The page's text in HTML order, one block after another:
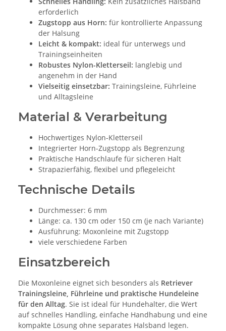
erforderlich
Zugstopp aus Horn: für kontrollierte Anpassung
der Halsung
Leicht & kompakt: ideal für unterwegs und
Trainingseinheiten
Robustes Nylon-Kletterseil: langlebig und
angenehm in der Hand
Vielseitig einsetzbar: Trainingsleine, Führleine
und Alltagsleine
Material & Verarbeitung
Hochwertiges Nylon-Kletterseil
Integrierter Horn-Zugstopp als Begrenzung
Praktische Handschlaufe für sicheren Halt
Strapazierfähig, flexibel und pflegeleicht
Technische Details
Durchmesser: 6 mm
Länge: ca. 130 cm oder 150 cm (je nach Variante)
Ausführung: Moxonleine mit Zugstopp
viele verschiedene Farben
Einsatzbereich
Die Moxonleine eignet sich besonders als Retriever
Trainingsleine, Führleine und praktische Hundeleine
für den Alltag. Sie ist ideal für Hundehalter, die Wert
auf schnelles Handling, einfache Handhabung und eine
kompakte Lösung ohne separates Halsband legen.